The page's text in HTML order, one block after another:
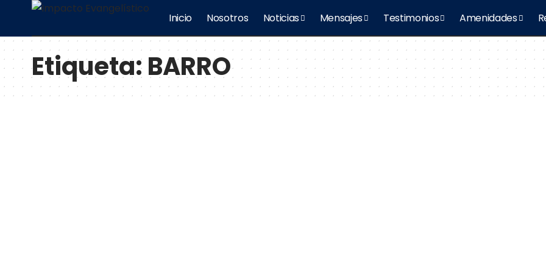
Inicio Nosotros Noticias Mensajes Testimonios Amenidades
Etiqueta:BARRO